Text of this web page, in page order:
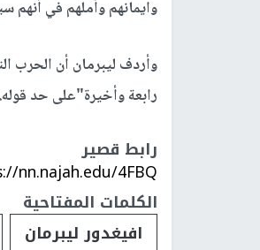
وايمانهم وأملهم في أنهم
وأردف ليبرمان أن الحرب
رابعة وأخيرة"على حد قوله.
رابط قصير
nn.najah.edu/4FBQ/
الكلمات المفتاحية
افيغدور ليبرمان